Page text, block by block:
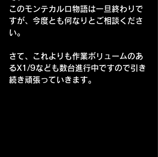
このモンテカルロ物語は一旦終わりで
すが、今度とも何なりとご相談くださ
い。
さて、これよりも作業ボリュームのあ
るX1/9なども数台進行中ですので引き
続き頑張っていきます。